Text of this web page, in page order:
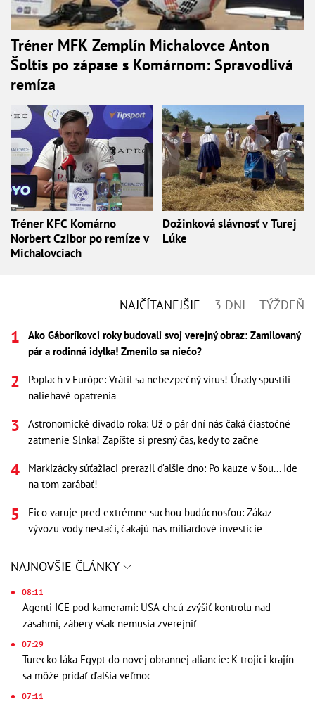
Tréner MFK Zemplín Michalovce Anton
Šoltis po zápase s Komárnom: Spravodlivá
remíza
Tréner KFC Komárno
Norbert Czibor po remíze v
Michalovciach
Dožinková slávnosť v Turej
Lúke
NAJČÍTANEJŠIE 3 DNI TÝŽDEŇ
Ako Gáboríkovci roky budovali svoj verejný obraz: Zamilovaný
pár a rodinná idylka! Zmenilo sa niečo?
Poplach v Európe: Vrátil sa nebezpečný vírus! Úrady spustili
naliehavé opatrenia
Astronomické divadlo roka: Už o pár dní nás čaká čiastočné
zatmenie Slnka! Zapíšte si presný čas, kedy to začne
Markizácky súťažiaci prerazil ďalšie dno: Po kauze v šou... Ide
na tom zarábať!
Fico varuje pred extrémne suchou budúcnosťou: Zákaz
vývozu vody nestačí, čakajú nás miliardové investície
NAJNOVŠIE ČLÁNKY
08:11
Agenti ICE pod kamerami: USA chcú zvýšiť kontrolu nad
zásahmi, zábery však nemusia zverejniť
07:29
Turecko láka Egypt do novej obrannej aliancie: K trojici krajín
sa môže pridať ďalšia veľmoc
07:11